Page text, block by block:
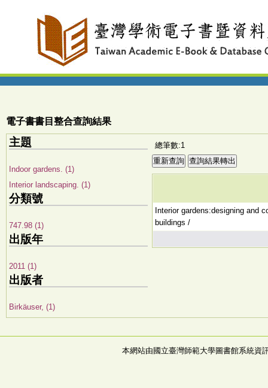
電子書書目整合查詢結果
主題
Indoor gardens. (1)
Interior landscaping. (1)
分類號
747.98 (1)
出版年
2011 (1)
出版者
Birkäuser, (1)
總筆數:1
Interior gardens:designing and
buildings /
本網站由國立臺灣師範大學圖書館系統資